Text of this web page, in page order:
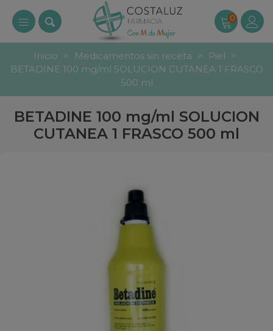
0
Inicio > Medicamentos sin receta > Piel >
BETADINE 100 mg/ml SOLUCION CUTANEA 1 FRASCO
500 ml
BETADINE 100 mg/ml SOLUCION
CUTANEA 1 FRASCO 500 ml